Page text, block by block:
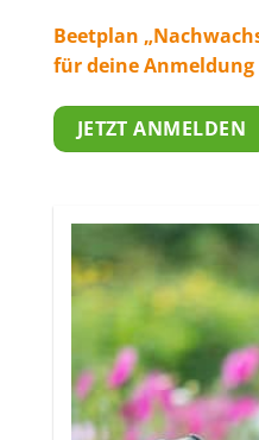
Beetplan
für deine Anmeldung
JETZT ANMELDEN